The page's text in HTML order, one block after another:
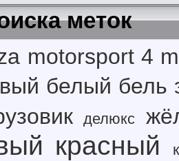
меток
motorsport 4
белый бель
делюкс
красный